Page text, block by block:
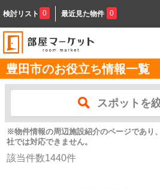
検討リスト 0 最近見た物件 0
豊田市のお役立ち情報一覧
スポットを
※物件情報の周辺施設紹介のページであり
社では対応できません。
該当件数1440件